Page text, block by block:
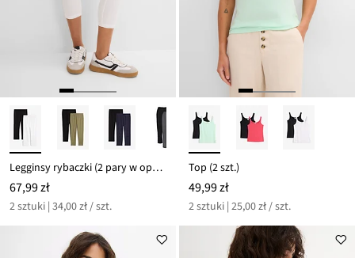
Legginsy rybaczki (2 pary w opak.)
67,99 zł
2 sztuki | 34,00 zł / szt.
Top (2 szt.)
49,99 zł
2 sztuki | 25,00 zł / szt.